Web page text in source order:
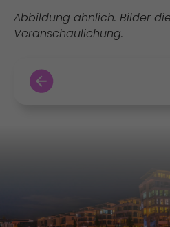
Abbildung ähnlich. Bilder
Veranschaulichung.